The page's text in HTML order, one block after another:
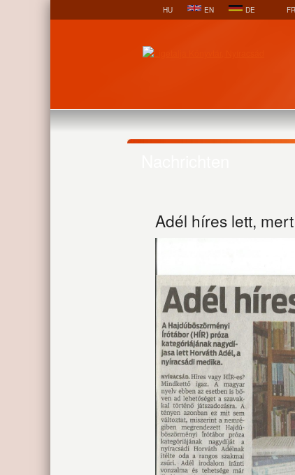
HU EN DE FR
Adél híres lett,